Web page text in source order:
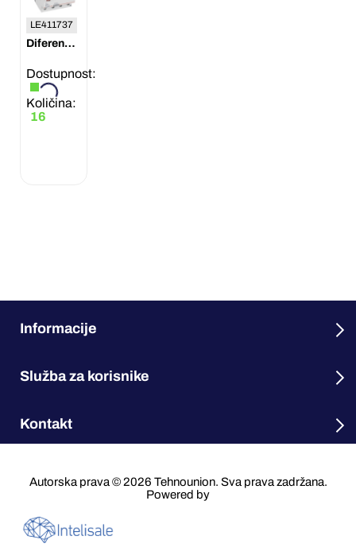
LE411737
Diferencijalna sklopka TX3 4P 25A 500mA AC 400V Legrand
Dostupnost:
Količina:
16
Informacije
Služba za korisnike
Kontakt
Autorska prava © 2026 Tehnounion. Sva prava zadržana.
Powered by